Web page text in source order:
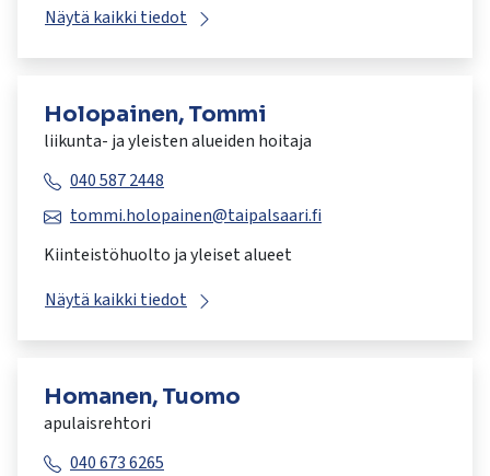
Näytä kaikki tiedot
Holopainen, Tommi
liikunta- ja yleisten alueiden hoitaja
040 587 2448
tommi.holopainen@taipalsaari.fi
Kiinteistöhuolto ja yleiset alueet
Näytä kaikki tiedot
Homanen, Tuomo
apulaisrehtori
040 673 6265